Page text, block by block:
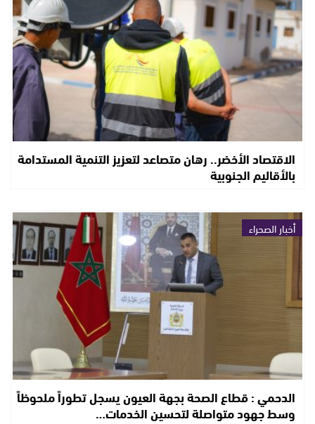
الاقتصاد الأخضر.. رهان متصاعد لتعزيز التنمية المستدامة
بالأقاليم الجنوبية
أخبار الصحراء
الدحمي : قطاع الصحة بجهة العيون يسجل تطوراً ملحوظاً
وسط جهود متواصلة لتحسين الخدمات…